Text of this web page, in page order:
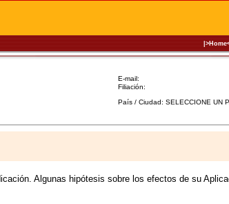
E-mail:
Filiación:
País / Ciudad: SELECCIONE UN
Algunas hipótesis sobre los efectos de su